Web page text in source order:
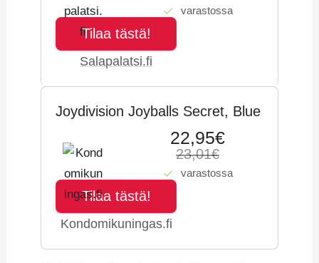
varastossa
Tilaa tästä!
Salapalatsi.fi
Joydivision Joyballs Secret, Blue
22,95€
23,01€
varastossa
Tilaa tästä!
Kondomikuningas.fi